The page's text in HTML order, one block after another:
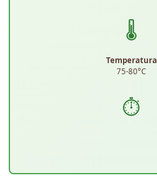
🌡️
Temperatura
75-80°C
⏱️